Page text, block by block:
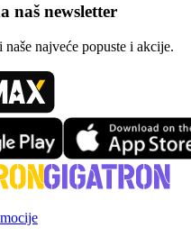
naš newsletter
naše najveće popuste i akcije.